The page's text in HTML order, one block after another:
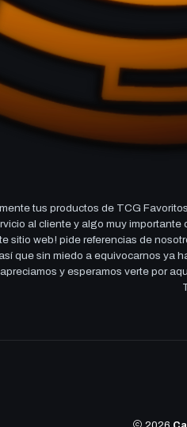
tus productos de TCG
al cliente y algo muy
sitio web! pide referencias de
que sin miedo a equivocarnos
y esperamos verte por